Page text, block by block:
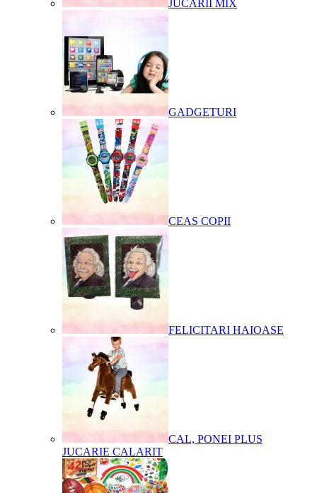
JUCARII MIX
GADGETURI
CEAS COPII
FELICITARI HAIOASE
CAL, PONEI PLUS
JUCARIE CALARIT